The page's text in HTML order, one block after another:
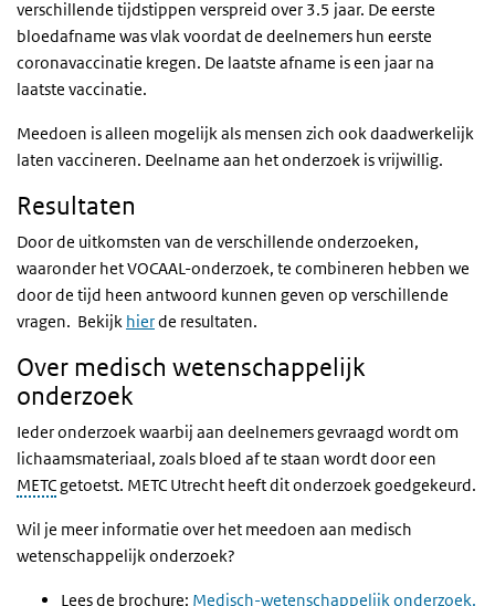
verschillende tijdstippen verspreid over 3.5 jaar. De eerste
bloedafname was vlak voordat de deelnemers hun eerste
coronavaccinatie kregen. De laatste afname is een jaar na
laatste vaccinatie.
Meedoen is alleen mogelijk als mensen zich ook daadwerkelijk
laten vaccineren. Deelname aan het onderzoek is vrijwillig.
Resultaten
Door de uitkomsten van de verschillende onderzoeken,
waaronder het VOCAAL-onderzoek, te combineren hebben we
door de tijd heen antwoord kunnen geven op verschillende
vragen. Bekijk hierde resultaten.
Over medisch wetenschappelijk
onderzoek
Ieder onderzoek waarbij aan deelnemers gevraagd wordt om
lichaamsmateriaal, zoals bloed af te staan wordt door een
METCgetoetst. METC Utrecht heeft dit onderzoek goedgekeurd.
Wil je meer informatie over het meedoen aan medisch
wetenschappelijk onderzoek?
Lees de brochure: Medisch-wetenschappelijk onderzoek.